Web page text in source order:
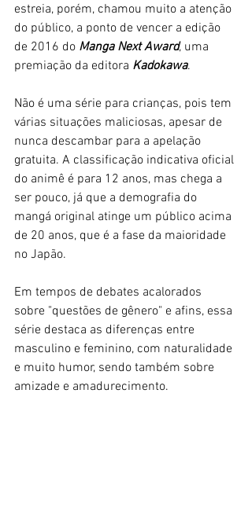
estreia, porém, chamou muito a atenção
do público, a ponto de vencer a edição
de 2016 do Manga Next Award, uma
premiação da editora Kadokawa.
Não é uma série para crianças, pois tem
várias situações maliciosas, apesar de
nunca descambar para a apelação
gratuita. A classificação indicativa oficial
do animê é para 12 anos, mas chega a
ser pouco, já que a demografia do
mangá original atinge um público acima
de 20 anos, que é a fase da maioridade
no Japão.
Em tempos de debates acalorados
sobre "questões de gênero" e afins, essa
série destaca as diferenças entre
masculino e feminino, com naturalidade
e muito humor, sendo também sobre
amizade e amadurecimento.